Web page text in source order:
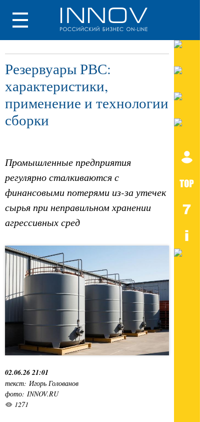
Резервуары РВС:
характеристики,
применение и технологии
сборки
Промышленные предприятия
регулярно сталкиваются с
финансовыми потерями из-за утечек
сырья при неправильном хранении
агрессивных сред
02.06.26 21:01
текст: Игорь Голованов
фото: INNOV.RU
1271